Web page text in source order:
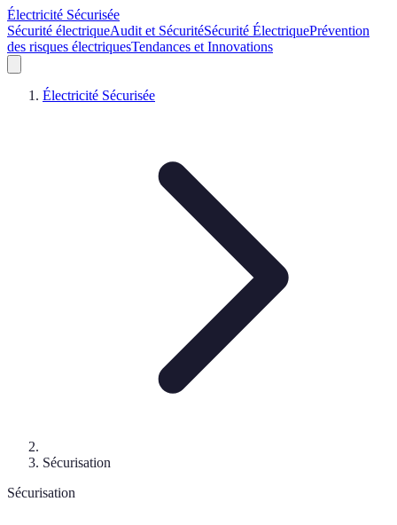
Électricité Sécurisée
Sécurité électriqueAudit et SécuritéSécurité ÉlectriquePrévention
des risques électriquesTendances et Innovations
Électricité Sécurisée
Sécurisation
Sécurisation